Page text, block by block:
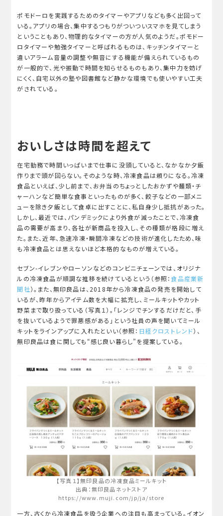
ポモドーロを実践するためのタイマーやアプリなども多く出回って
いる。アプリの場合、集中するつもりがついついスマホを見てしまう
ということもあり、物理的なタイマーの方が人気のようだ。ポモドー
ロタイマーや勉強タイマーと呼ばれるものは、キッチンタイマーと
違いアラーム音量の調整や無音にする機能が備えられているもの
が一般的で、光や振動で時間を知らせるものもあり、集中力を妨げ
にくく、自宅以外の塾や図書館など静かな環境でも使いやすい工夫
がされている。
おいしさは時間を超えて
在宅勤務で時間いっぱいまで仕事に没頭していると、なかなか夕飯
作りまで頭が回らない。そのような時、冷凍食品は頼りになる。冷凍
食品といえば、少し前まで、お弁当のちょっとしたおかずや麺類・チ
ャーハンなど簡単な食事といったものが多く、餃子などの一部メニ
ューを除き夕飯として食卓に出すことに、私自身少し抵抗があった。
しかし、最近では、パンデミックにより外食が減ったことで、冷凍食
品の需要が高まり、各社が新商品を投入し、その種類が格段に増え
た。また、近年、急速冷凍・瞬間冷凍などの技術が進化したため、味
も冷凍食品とは思えないほど本格的なものが増えている。
セブン-イレブンやローソンなどのコンビニチェーンでは、オリジナ
ルの冷凍食品が順調な推移を続けているという（参照：食品産業新
聞社）。また、無印良品は、2018年から冷凍食品の発売を開始して
いるが、昨年からアイテム数を大幅に拡充し、ミールキットやカット
野菜まで取り扱っている（写真１）。「レンジでチンするだけだと、手
を抜いているようで罪悪感がある」という社員の声を聞いてミール
キットをラインアップに入れたといい（参照： 日経クロストレンド）、
無印良品は食に関しても“感じ良い暮らし”を提案している。
【写真１】無印良品の冷凍食品ミールキット
出典：無印良品ネットストア
https://www.muji.com/jp/ja/store
一方、古くから冷凍食品を扱う企業への注目も高まっている。イオン